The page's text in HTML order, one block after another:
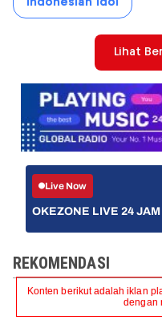
Lihat
Live Now
OKEZONE LIVE 24 JAM